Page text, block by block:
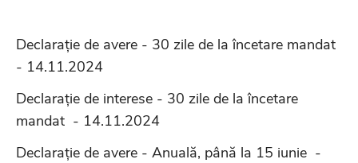
Declarație de avere - 30 zile de la încetare mandat
- 14.11.2024
Declarație de interese - 30 zile de la încetare
mandat - 14.11.2024
Declarație de avere - Anuală, până la 15 iunie -